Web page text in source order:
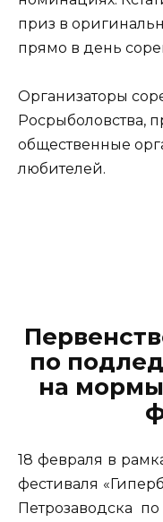
приз в
прямо в день
Организаторы
Росрыболовства,
общественные
любителей.
по
на
18 февраля в
фестиваля
Петрозаводска